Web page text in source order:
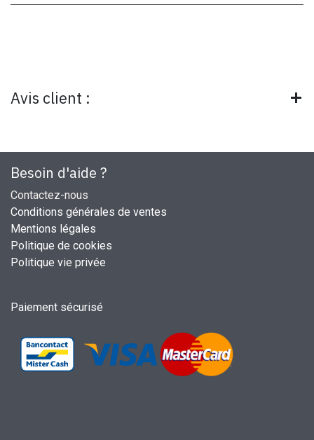
Avis client :
Besoin d'aide ?
Contactez-nous
Conditions générales de ventes
Mentions légales
Politique de cookies
Politique vie privée
Paiement sécurisé